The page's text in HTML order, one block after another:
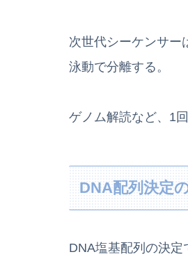
次世代シーケンサー
泳動で分離する。
ゲノム解読など、1
DNA配列決定
DNA塩基配列の決